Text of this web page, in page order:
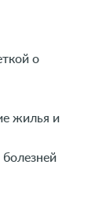
о
жилья и